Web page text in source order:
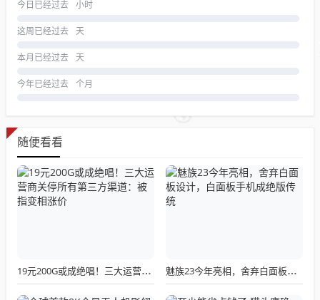
今日已经过去 小时
这周已经过去 天
本月已经过去 天
今年已经过去 个月
随便看看
19元200G或成绝唱！三大运营商关停所有第三方渠道：被指变相涨价 魅族23今年亮相，舍弃白面板设计，白面板手机成绝版传统